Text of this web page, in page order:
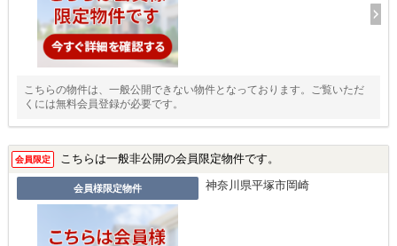
こちらの物件は、一般公開できない物件となっております。ご覧いただ
くには無料会員登録が必要です。
会員限定 こちらは一般非公開の会員限定物件です。
会員様限定物件 神奈川県平塚市岡崎